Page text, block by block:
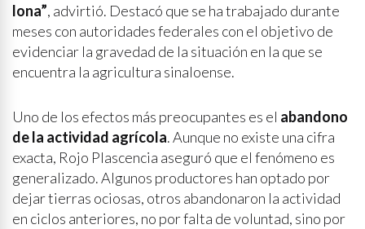
lona”, advirtió. Destacó que se ha trabajado durante
meses con autoridades federales con el objetivo de
evidenciar la gravedad de la situación en la que se
encuentra la agricultura sinaloense.
Uno de los efectos más preocupantes es el abandono
de la actividad agrícola. Aunque no existe una cifra
exacta, Rojo Plascencia aseguró que el fenómeno es
generalizado. Algunos productores han optado por
dejar tierras ociosas, otros abandonaron la actividad
en ciclos anteriores, no por falta de voluntad, sino por